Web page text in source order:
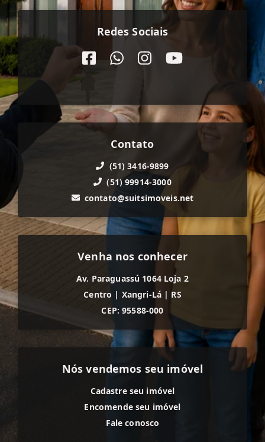
Redes Sociais
Contato
(51) 3416-9899
(51) 99914-3000
contato@suitsimoveis.net
Venha nos conhecer
Av. Paraguassú 1064 Loja 2
Centro | Xangri-Lá | RS
CEP: 95588-000
Nós vendemos seu imóvel
Cadastre seu imóvel
Encomende seu imóvel
Fale conosco